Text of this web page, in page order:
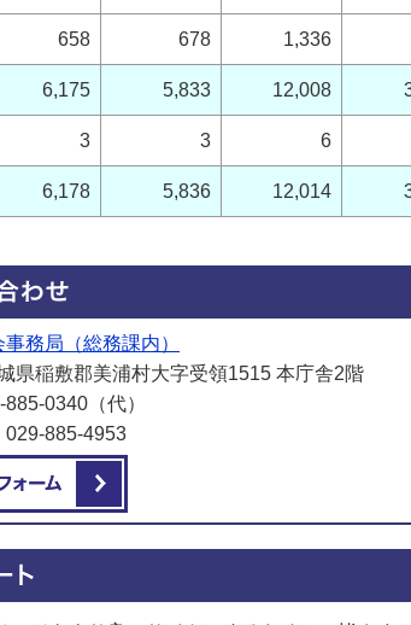
658 678 1,336
6,175 5,833 12,008
3 3 6
6,178 5,836 12,014
務局（総務課内）
県稲敷郡美浦村大字受領1515 本庁舎2階
0340（代）
029-885-4953